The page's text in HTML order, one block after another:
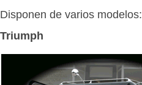
Disponen de varios modelos:
Triumph